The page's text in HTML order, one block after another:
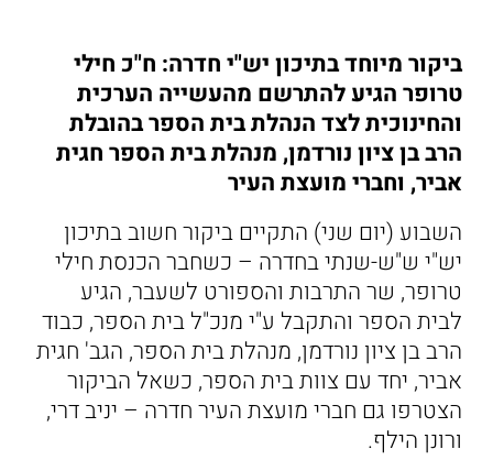
ביקור מיוחד בתיכון יש"י חדרה: ח"כ חילי
טרופר הגיע להתרשם מהעשייה הערכית
והחינוכית לצד הנהלת בית הספר בהובלת
הרב בן ציון נורדמן, מנהלת בית הספר חגית
אביר, וחברי מועצת העיר
השבוע (יום שני) התקיים ביקור חשוב בתיכון
יש"י ש"ש-שנתי בחדרה – כשחבר הכנסת חילי
טרופר, שר התרבות והספורט לשעבר, הגיע
לבית הספר והתקבל ע"י מנכ"ל בית הספר, כבוד
הרב בן ציון נורדמן, מנהלת בית הספר, הגב' חגית
אביר, יחד עם צוות בית הספר, כשאל הביקור
הצטרפו גם חברי מועצת העיר חדרה – יניב דרי,
ורונן הילף.